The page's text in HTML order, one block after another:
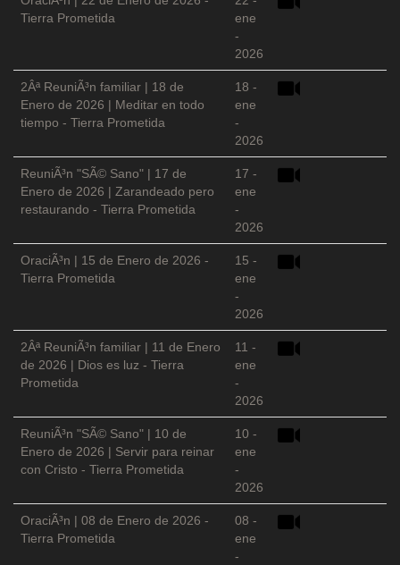
Tierra Prometida
ene
-
2026
2Âª ReuniÃ³n familiar | 18 de
Enero de 2026 | Meditar en todo
tiempo - Tierra Prometida
18 -
ene
-
2026
ReuniÃ³n "SÃ© Sano" | 17 de
Enero de 2026 | Zarandeado pero
restaurando - Tierra Prometida
17 -
ene
-
2026
OraciÃ³n | 15 de Enero de 2026 -
Tierra Prometida
15 -
ene
-
2026
2Âª ReuniÃ³n familiar | 11 de Enero
de 2026 | Dios es luz - Tierra
Prometida
11 -
ene
-
2026
ReuniÃ³n "SÃ© Sano" | 10 de
Enero de 2026 | Servir para reinar
con Cristo - Tierra Prometida
10 -
ene
-
2026
OraciÃ³n | 08 de Enero de 2026 -
Tierra Prometida
08 -
ene
-